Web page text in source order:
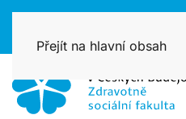
Přejít na hlavní obsah